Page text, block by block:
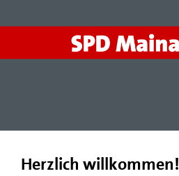
Herzlich willkommen!